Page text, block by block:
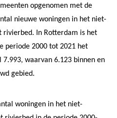
opgenomen met de
nieuwe woningen in het niet-
rivierbed. In Rotterdam is het
periode 2000 tot 2021 het
waarvan 6.123 binnen en
gebied.
woningen in het niet-